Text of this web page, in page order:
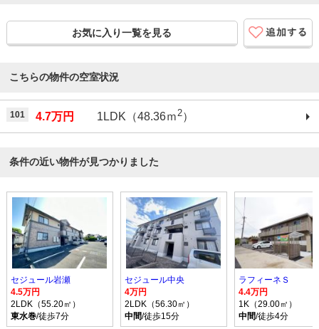
お気に入り一覧を見る
こちらの物件の空室状況
101 4.7万円 1LDK（48.36ｍ2）
条件の近い物件が見つかりました
セジュール岩瀬
4.5万円
2LDK（55.20㎡）
東水巻/徒歩7分
セジュール中央
4万円
2LDK（56.30㎡）
中間/徒歩15分
ラフィーネＳ
4.4万円
1K（29.00㎡）
中間/徒歩4分